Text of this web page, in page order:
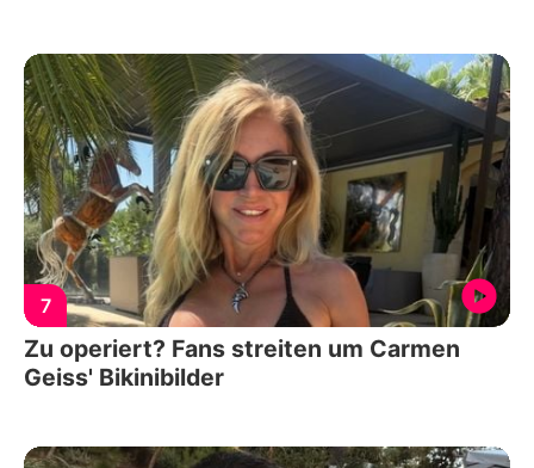
7
Zu operiert? Fans streiten um Carmen
Geiss' Bikinibilder